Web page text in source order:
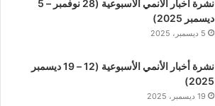
نشرة أخبار الأنمي الأسبوعية (28 نوفمبر – 5
ديسمبر 2025)
5 ديسمبر، 2025
نشرة أخبار الأنمي الأسبوعية (12 – 19 ديسمبر
2025)
19 ديسمبر، 2025